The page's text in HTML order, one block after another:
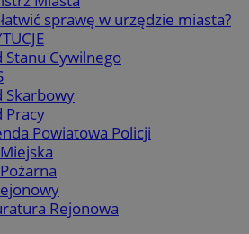
sprawę w urzędzie miasta?
Stanu Cywilnego
Skarbowy
Pracy
Powiatowa Policji
Rejonowa